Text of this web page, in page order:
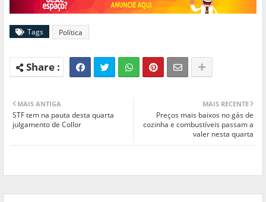
Tags Política
MAIS RECENTE
Preços mais baixos no gás de
cozinha e combustíveis passam a
valer nesta quarta
MAIS ANTIGA
STF tem na pauta desta quarta
julgamento de Collor